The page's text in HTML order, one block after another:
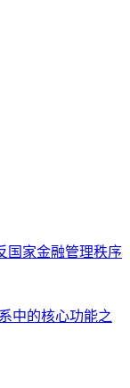
国家金融管理秩序
中的核心功能之